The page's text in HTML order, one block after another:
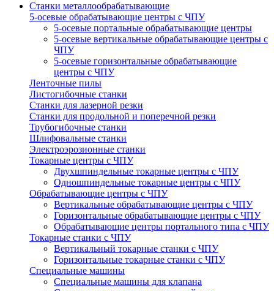
Станки металлообрабатывающие
5-осевые обрабатывающие центры с ЧПУ
5-осевые портальные обрабатывающие центры
5-осевые вертикальные обрабатывающие центры с
ЧПУ
5-осевые горизонтальные обрабатывающие
центры с ЧПУ
Ленточные пилы
Листогибочные станки
Станки для лазерной резки
Станки для продольной и поперечной резки
Трубогибочные станки
Шлифовальные станки
Электроэрозионные станки
Токарные центры с ЧПУ
Двухшпиндельные токарные центры с ЧПУ
Одношпиндельные токарные центры с ЧПУ
Обрабатывающие центры с ЧПУ
Вертикальные обрабатывающие центры с ЧПУ
Горизонтальные обрабатывающие центры с ЧПУ
Обрабатывающие центры портального типа с ЧПУ
Токарные станки с ЧПУ
Вертикальный токарные станки с ЧПУ
Горизонтальные токарные станки с ЧПУ
Специальные машины
Специальные машины для клапана